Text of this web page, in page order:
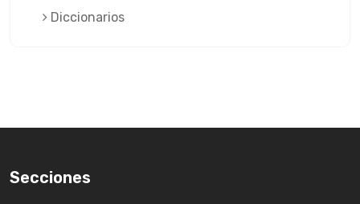
Diccionarios
Secciones